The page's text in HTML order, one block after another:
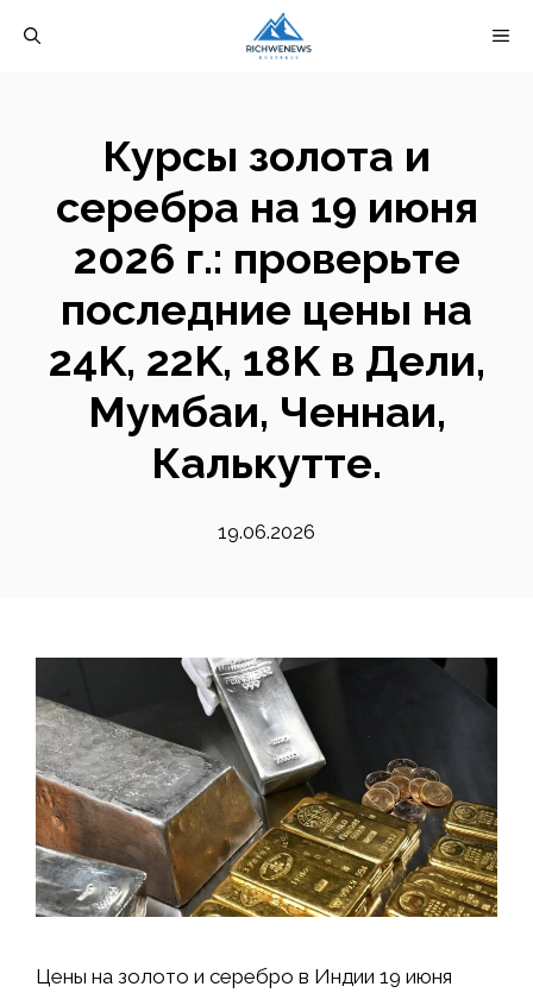
Курсы золота и
серебра на 19 июня
2026 г.: проверьте
последние цены на
24K, 22K, 18K в Дели,
Мумбаи, Ченнаи,
Калькутте.
19.06.2026
Цены на золото и серебро в Индии 19 июня